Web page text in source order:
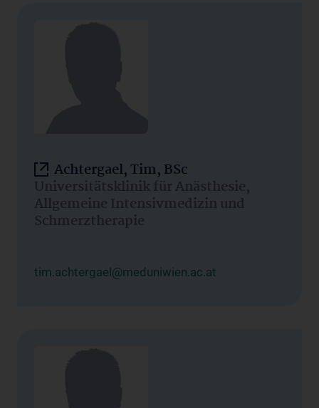
Achtergael, Tim, BSc
Universitätsklinik für Anästhesie,
Allgemeine Intensivmedizin und
Schmerztherapie
tim.achtergael@meduniwien.ac.at